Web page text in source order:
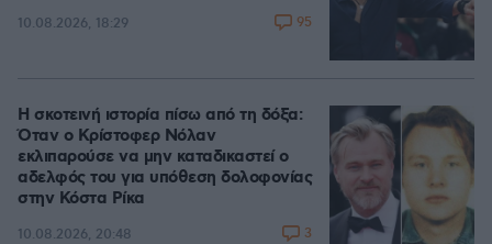
10.08.2026, 18:29 95
Η σκοτεινή ιστορία πίσω από τη δόξα:
Όταν ο Κρίστοφερ Νόλαν
εκλιπαρούσε να μην καταδικαστεί ο
αδελφός του για υπόθεση δολοφονίας
στην Κόστα Ρίκα
10.08.2026, 20:48 3